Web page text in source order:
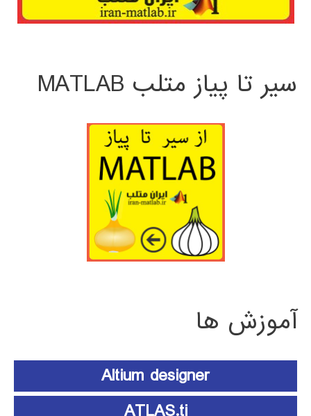
سیر تا پیاز متلب MATLAB
آموزش ها
Altium designer